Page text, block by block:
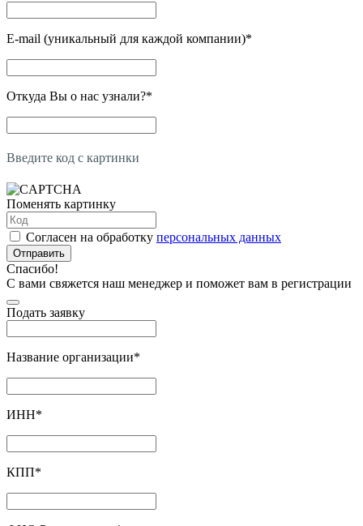
E-mail (уникальный для каждой компании)*
Откуда Вы о нас узнали?*
Введите код с картинки
Поменять картинку
Согласен на обработку персональных данных
Отправить
Спасибо!
С вами свяжется наш менеджер и поможет вам в регистрации
Подать заявку
Название организации*
ИНН*
КПП*